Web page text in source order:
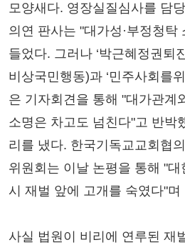
모양새다. 영장실질심사를 담
의연 판사는 "대가성·부정청탁
들었다. 그러나 ‘박근혜정권퇴
비상국민행동)과 ‘민주사회를
은 기자회견을 통해 "대가관계
소명은 차고도 넘친다"고 반박
리를 냈다. 한국기독교교회협
위원회는 이날 논평을 통해 "
시 재벌 앞에 고개를 숙였다"
사실 법원이 비리에 연루된 재